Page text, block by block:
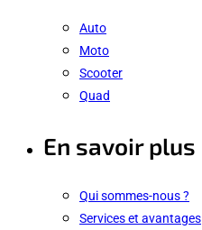
Auto
Moto
Scooter
Quad
En savoir plus
Qui sommes-nous ?
Services et avantages